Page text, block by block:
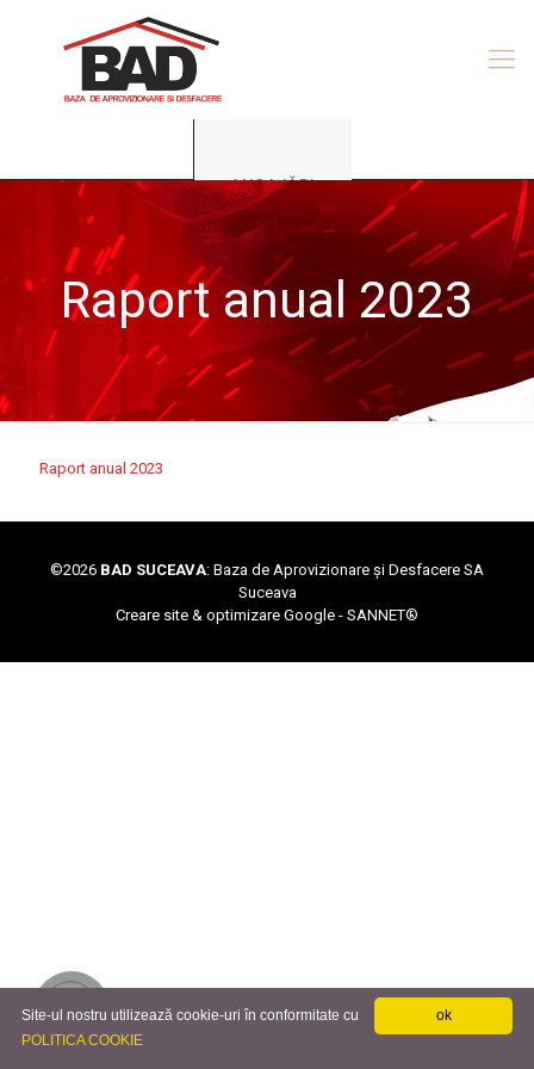
ANGAJĂRI
Raport anual 2023
Raport anual 2023
©2026 BAD SUCEAVA: Baza de Aprovizionare și Desfacere SA
Suceava
Creare site & optimizare Google - SANNET®
ok
Site-ul nostru utilizează cookie-uri în conformitate cu
POLITICA COOKIE